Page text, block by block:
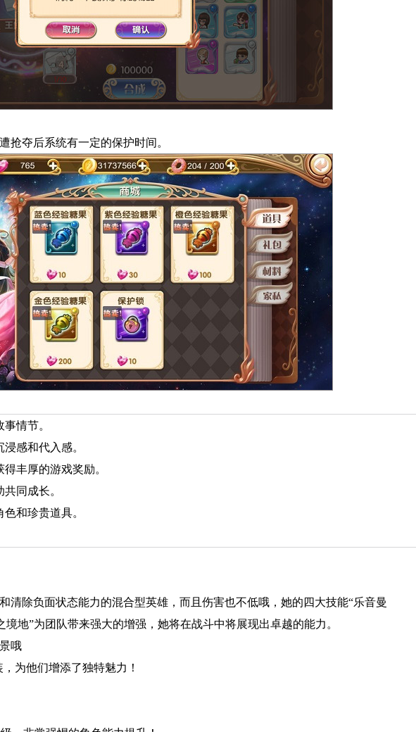
抢夺后系统有一定的保护时间。
情节。
感和代入感。
丰厚的游戏奖励。
同成长。
和珍贵道具。
清除负面状态能力的混合型英雄，而且伤害也不低哦，她的四大技能“乐音曼
境地”为团队带来强大的增强，她将在战斗中将展现出卓越的能力。
哦
为他们增添了独特魅力！